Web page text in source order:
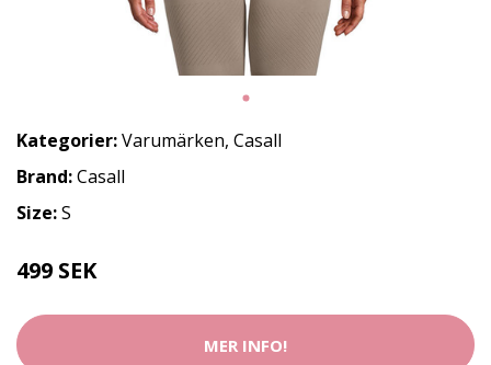
Kategorier:Varumärken, Casall
Brand:Casall
Size:S
499 SEK
MER INFO!